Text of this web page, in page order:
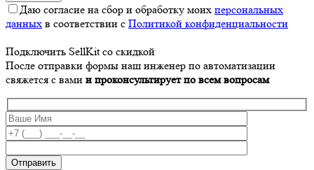
Даю согласие на сбор и обработку моих персональных
данных в соответствии с Политикой конфиденциальности
Подключить SellKit со скидкой
После отправки формы наш инженер по автоматизации
свяжется с вами и проконсультирует по всем вопросам